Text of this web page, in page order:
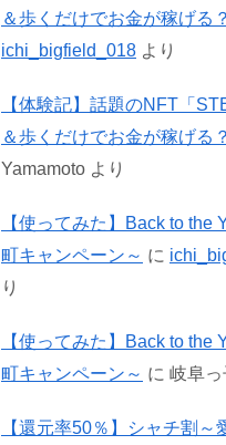
＆歩くだけでお金が稼げる
ichi_bigfield_018 より
【体験記】話題のNFT「
＆歩くだけでお金が稼げる
Yamamoto より
【使ってみた】Back to the
町キャンペーン～ に
り
【使ってみた】Back to the
町キャンペーン～ に 岐阜っ
【還元率50％】シャチ割～